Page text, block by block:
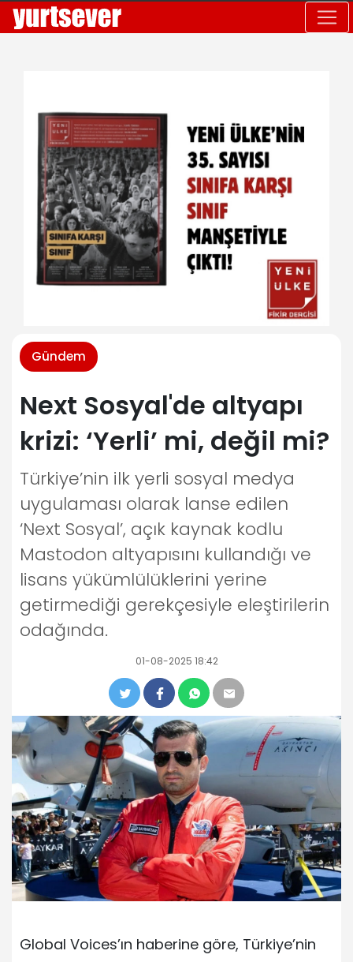
Gündem
Next Sosyal'de altyapı
krizi: ‘Yerli’ mi, değil mi?
Türkiye’nin ilk yerli sosyal medya
uygulaması olarak lanse edilen
‘Next Sosyal’, açık kaynak kodlu
Mastodon altyapısını kullandığı ve
lisans yükümlülüklerini yerine
getirmediği gerekçesiyle eleştirilerin
odağında.
01-08-2025 18:42
Global Voices’ın haberine göre, Türkiye’nin